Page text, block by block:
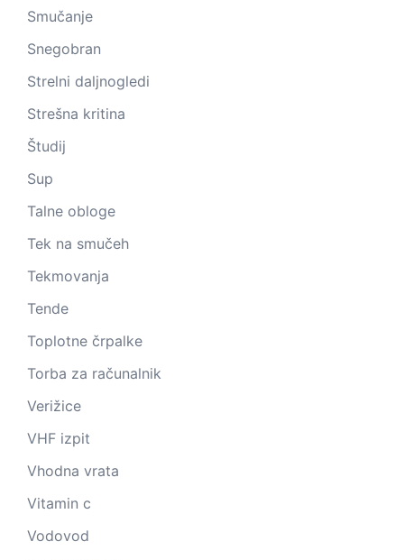
Smučanje
Snegobran
Strelni daljnogledi
Strešna kritina
Študij
Sup
Talne obloge
Tek na smučeh
Tekmovanja
Tende
Toplotne črpalke
Torba za računalnik
Verižice
VHF izpit
Vhodna vrata
Vitamin c
Vodovod